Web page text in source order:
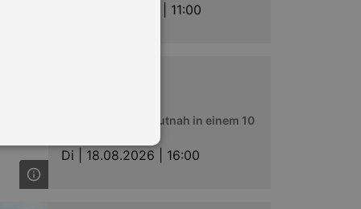
17.08.2026 | 11:00
Erlebe die DDR hautnah in einem 10
Di | 18.08.2026 | 16:00